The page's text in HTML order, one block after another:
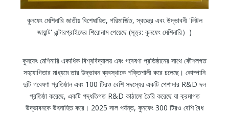
কুনফেং মেশিনারি জাতীয় বিশেষায়িত, পরিমার্জিত, স্বতন্ত্র এবং উদ্ভাবনী 'লিটল
জায়ান্ট' এন্টারপ্রাইজের শিরোনাম পেয়েছে (সূত্র: কুনফেং মেশিনারি）)
কুনফেং মেশিনারি একাধিক বিশ্ববিদ্যালয় এবং গবেষণা প্রতিষ্ঠানের সাথে কৌশলগত
সহযোগিতার মাধ্যমে তার উদ্ভাবন ব্যবস্থাকে শক্তিশালী করে চলেছে। কোম্পানি
দুটি গবেষণা প্রতিষ্ঠান এবং 100 টিরও বেশি সদস্যের একটি পেশাদার R&D দল
প্রতিষ্ঠা করেছে, একটি পদ্ধতিগত R&D কাঠামো তৈরি করেছে যা ক্রমাগত
উদ্ভাবনকে উৎসাহিত করে। 2025 সাল পর্যন্ত, কুনফেং 300 টিরও বেশি বৈধ